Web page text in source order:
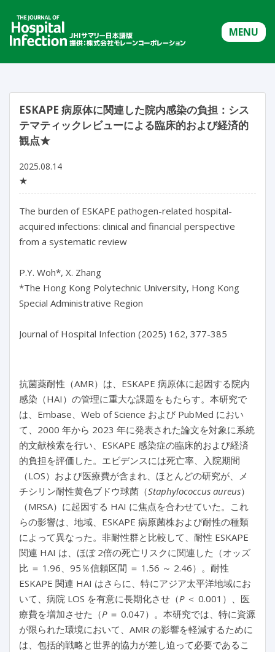
MENU
ESKAPE 病原体に関連した院内感染の負担：シス
テマティックレビューによる臨床的および経済的
観点★
2025.08.14
★
The burden of ESKAPE pathogen-related hospital-
acquired infections: clinical and financial perspective
from a systematic review
P.Y. Woh*, X. Zhang
*The Hong Kong Polytechnic University, Hong Kong
Special Administrative Region
抗菌薬耐性（AMR）は、ESKAPE 病原体に起因する院内
感染（HAI）の管理に重大な課題をもたらす。本研究で
は、Embase、Web of Science および PubMed におい
て、2000 年から 2023 年に発表された論文を対象に系統
的文献検索を行い、ESKAPE 感染症の臨床的および経済
的負担を評価した。エビデンスには死亡率、入院期間
（LOS）および医療費が含まれ、ほとんどの研究が、メ
チシリン耐性黄色ブドウ球菌（Staphylococcus aureus）
（MRSA）に起因する HAI に焦点を合わせていた。これ
らの影響は、地域、ESKAPE 病原菌株および耐性の種類
によって異なった。非耐性群と比較して、耐性 ESKAPE
関連 HAI は、ほぼ 2倍の死亡リスクに関連した（オッズ
比 ＝ 1.96、95％信頼区間 ＝ 1.56 ～ 2.46）。耐性
ESKAPE 関連 HAI はさらに、特にアジア太平洋地域にお
いて、病院 LOS を有意に長期化させ（P ＜ 0.001）、医
療費を増加させた（P＝ 0.047）。本研究では、特に資源
が限られた環境において、AMR の影響を軽減するために
は、包括的戦略と世界的協力が差し迫って必要であるこ